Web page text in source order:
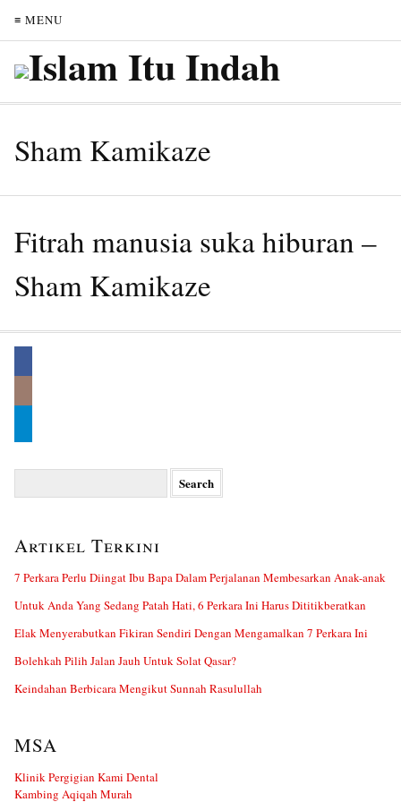
≡ MENU
Sham Kamikaze
Fitrah manusia suka hiburan –
Sham Kamikaze
Artikel Terkini
7 Perkara Perlu Diingat Ibu Bapa Dalam Perjalanan Membesarkan Anak-anak
Untuk Anda Yang Sedang Patah Hati, 6 Perkara Ini Harus Dititikberatkan
Elak Menyerabutkan Fikiran Sendiri Dengan Mengamalkan 7 Perkara Ini
Bolehkah Pilih Jalan Jauh Untuk Solat Qasar?
Keindahan Berbicara Mengikut Sunnah Rasulullah
MSA
Klinik Pergigian Kami Dental
Kambing Aqiqah Murah